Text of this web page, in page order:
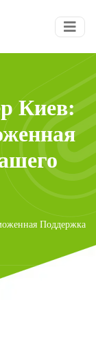
Киев:
Поддержка